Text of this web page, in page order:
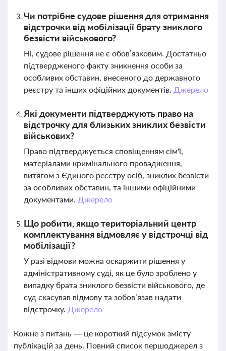
Чи потрібне судове рішення для отримання
відстрочки від мобілізації брату зниклого
безвісти військового?
Ні, судове рішення не є обов’язковим. Достатньо
підтвердженого факту зникнення особи за
особливих обставин, внесеного до державного
реєстру та інших офіційних документів. Джерело
Які документи підтверджують право на
відстрочку для близьких зниклих безвісти
військових?
Право підтверджується сповіщенням сім'ї,
матеріалами кримінального провадження,
витягом з Єдиного реєстру осіб, зниклих безвісти
за особливих обставин, та іншими офіційними
документами. Джерело
Що робити, якщо територіальний центр
комплектування відмовляє у відстрочці від
мобілізації?
У разі відмови можна оскаржити рішення у
адміністративному суді, як це було зроблено у
випадку брата зниклого безвісти військового, де
суд скасував відмову та зобов’язав надати
відстрочку. Джерело
Кожне з питань — це короткий підсумок змісту
публікацій за день. Повний список першоджерел з